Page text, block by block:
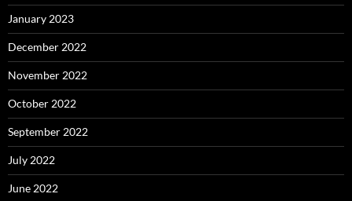
January 2023
December 2022
November 2022
October 2022
September 2022
July 2022
June 2022